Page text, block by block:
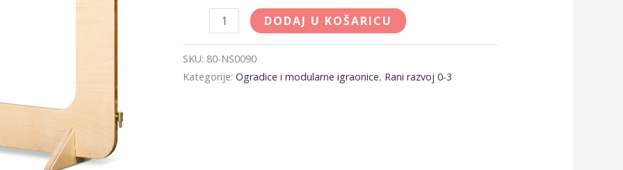
DODAJ U KOŠARICU
SKU: 80-NS0090
Kategorije:Ogradice i modularne igraonice, Rani razvoj 0-3